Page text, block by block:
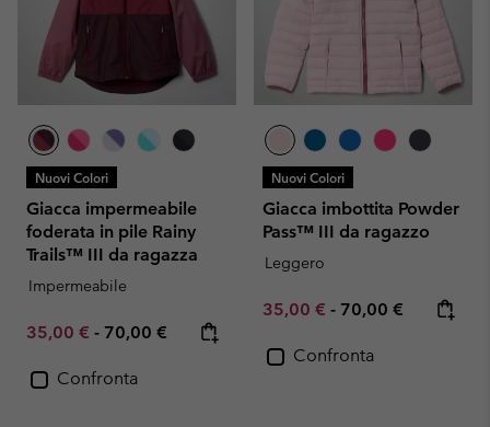
Nuovi Colori
Giacca impermeabile
foderata in pile Rainy
Trails™ III da ragazza
Impermeabile
Minimum sale price:
35,00 € - Maximum price:
70,00 €
Confronta
Nuovi Colori
Giacca imbottita Powder
Pass™ III da ragazzo
Leggero
Minimum sale price:
35,00 € - Maximum price:
70,00 €
Confronta